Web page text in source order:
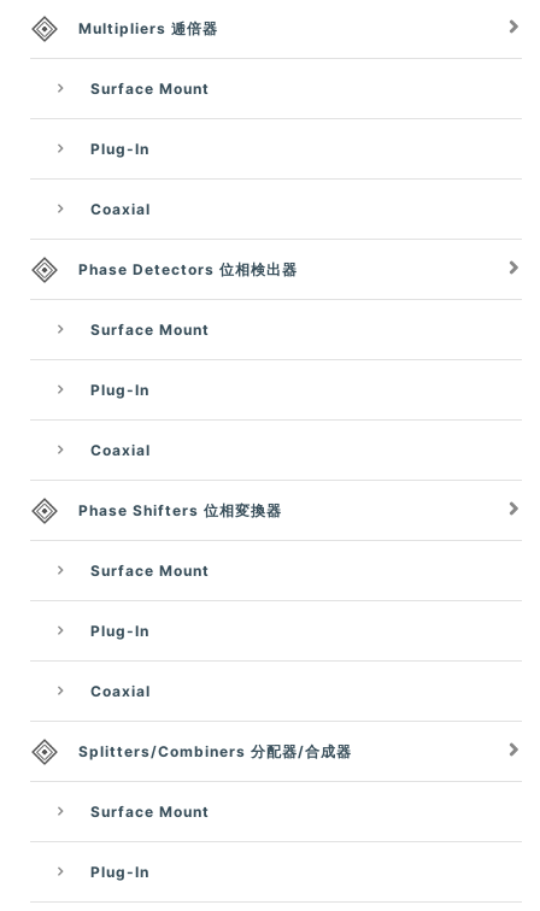
Multipliers 逓倍器
Surface Mount
Plug-In
Coaxial
Phase Detectors 位相検出器
Surface Mount
Plug-In
Coaxial
Phase Shifters 位相変換器
Surface Mount
Plug-In
Coaxial
Splitters/Combiners 分配器/合成器
Surface Mount
Plug-In